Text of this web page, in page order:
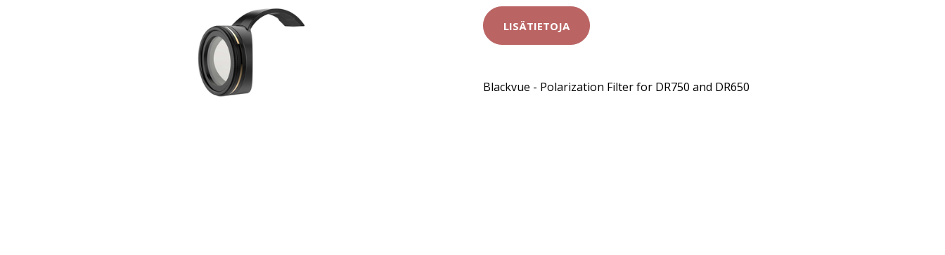
LISÄTIETOJA
Blackvue - Polarization Filter for DR750 and DR650